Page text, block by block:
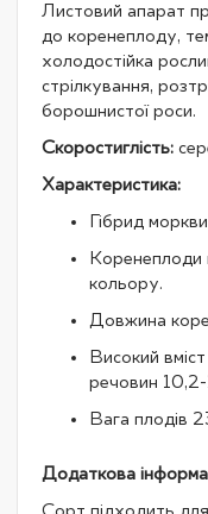
Листовий апарат
до коренеплоду,
холодостійка
стрілкування,
борошнистої роси.
Скоростиглість:
Характеристика:
Гібрид
Коренеплоди
кольору.
Довжина
Високий
речовин
Вага плодів
Додаткова